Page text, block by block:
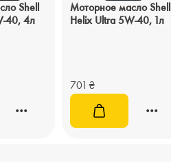
Shell
40, 4л
Моторное масло Shell
Helix Ultra 5W-40, 1л
701 ₴